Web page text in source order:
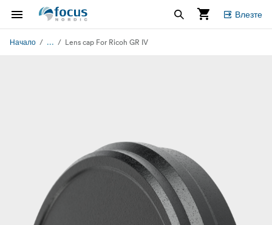
Влезте
Начало ... Lens cap For Ricoh GR IV